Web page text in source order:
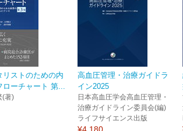
リストのための内
ローチャート 第...
(著)
高血圧管理・治療ガイドラ
イン2025
日本高血圧学会高血圧管理・
治療ガイドライン委員会(編)
ライフサイエンス出版